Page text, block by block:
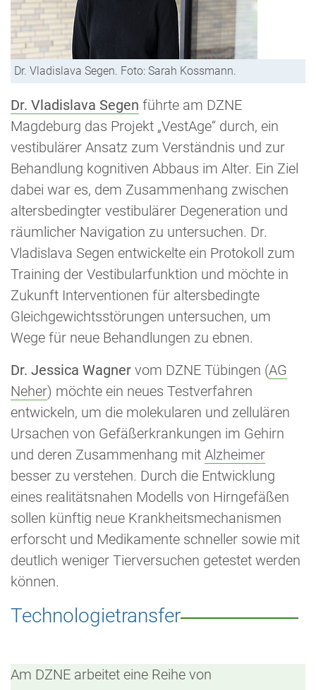
Dr. Vladislava Segen. Foto: Sarah Kossmann.
Dr. Vladislava Segen führte am DZNE
Magdeburg das Projekt „VestAge“ durch, ein
vestibulärer Ansatz zum Verständnis und zur
Behandlung kognitiven Abbaus im Alter. Ein Ziel
dabei war es, dem Zusammenhang zwischen
altersbedingter vestibulärer Degeneration und
räumlicher Navigation zu untersuchen. Dr.
Vladislava Segen entwickelte ein Protokoll zum
Training der Vestibularfunktion und möchte in
Zukunft Interventionen für altersbedingte
Gleichgewichtsstörungen untersuchen, um
Wege für neue Behandlungen zu ebnen.
Dr. Jessica Wagner vom DZNE Tübingen (AG
Neher) möchte ein neues Testverfahren
entwickeln, um die molekularen und zellulären
Ursachen von Gefäßerkrankungen im Gehirn
und deren Zusammenhang mit Alzheimer
besser zu verstehen. Durch die Entwicklung
eines realitätsnahen Modells von Hirngefäßen
sollen künftig neue Krankheitsmechanismen
erforscht und Medikamente schneller sowie mit
deutlich weniger Tierversuchen getestet werden
können.
Technologietransfer
Am DZNE arbeitet eine Reihe von